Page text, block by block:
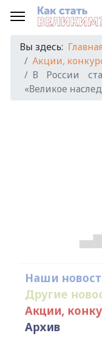
Вы здесь:
Акции,
В России
«Великое
Наши
Другие
Акции,
Архив